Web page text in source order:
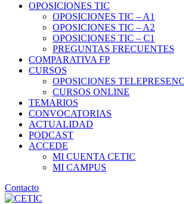
OPOSICIONES TIC
OPOSICIONES TIC – A1
OPOSICIONES TIC – A2
OPOSICIONES TIC – C1
PREGUNTAS FRECUENTES
COMPARATIVA FP
CURSOS
OPOSICIONES
CURSOS ONLINE
TEMARIOS
CONVOCATORIAS
ACTUALIDAD
PODCAST
ACCEDE
MI CUENTA CETIC
MI CAMPUS
Contacto